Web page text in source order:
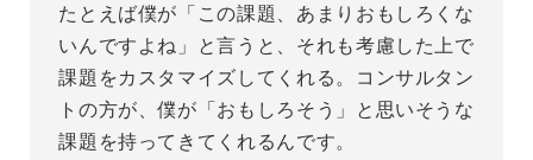
たとえば僕が「この課題、あまりおもしろくな
いんですよね」と言うと、それも考慮した上で
課題をカスタマイズしてくれる。コンサルタン
トの方が、僕が「おもしろそう」と思いそうな
課題を持ってきてくれるんです。